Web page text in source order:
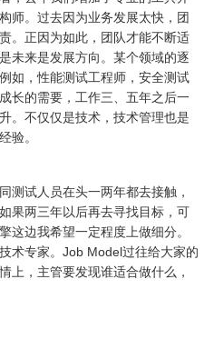
师。过去因为业务发展太快，团
。正因为如此，团队才能不断适
未来是发展方向。某个领域的逐
如，性能测试工程师，安全测试
长的需要，工作三、五年之后一
。不仅仅是技术，技术管理也是
验。
测试人员在头一两年都去接触，
果两三年以后再去寻找目标，可
这边我希望一定程度上做细分。
术专家。Job Model过往给大家的
上，主管要发现谁适合做什么，